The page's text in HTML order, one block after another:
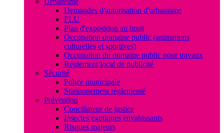
Demandes d'autorisation d'urbanisme
PLU
Plan d'exposition au bruit
Occupation domaine public (animations
culturelles et sportives)
Occupation du domaine public pour travaux
Réglement local de publicité
Sécurité
Police municipale
Stationnement règlementé
Prévention
Conciliateur de justice
Insectes exotiques envahissants
Risques majeurs